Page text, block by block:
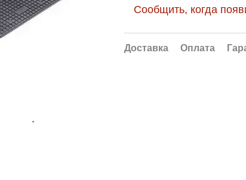
Сообщить, когда
Доставка Оплата